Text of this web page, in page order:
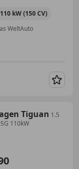
110 kW (150 CV)
WeltAuto
Tiguan 1.5
110kW